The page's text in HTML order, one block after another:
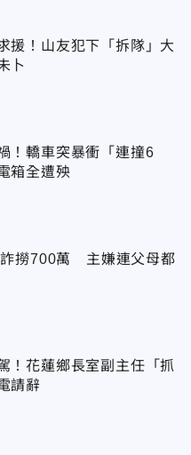
援！山友犯下「拆隊」大
卜
！轎車突暴衝「連撞6
箱全遭殃
詐撈700萬 主嫌連父母都
！花蓮鄉長室副主任「抓
請辭